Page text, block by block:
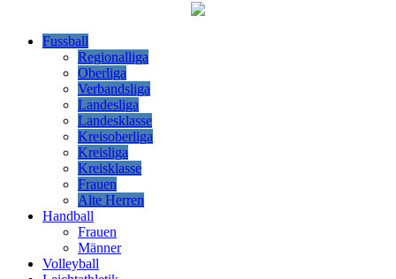
Fussball
Regionalliga
Oberliga
Verbandsliga
Landesliga
Landesklasse
Kreisoberliga
Kreisliga
Kreisklasse
Frauen
Alte Herren
Handball
Frauen
Männer
Volleyball